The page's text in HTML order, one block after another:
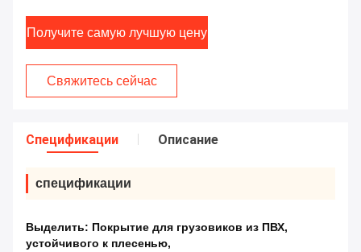
Получите самую лучшую цену
Свяжитесь сейчас
Спецификации Описание
спецификации
Выделить: Покрытие для грузовиков из ПВХ,
устойчивого к плесенью,